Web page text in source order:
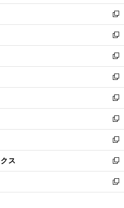
ウ
ィ
ン
ド
ウ
で
開
く
し
い
ウ
ィ
ン
ド
ウ
で
開
く
新
し
い
ウ
ィ
ン
ド
ウ
で
開
く
新
し
い
ウ
ィ
ン
ド
ウ
で
開
く
新
し
い
ウ
ィ
ン
ド
ウ
で
開
く
新
し
い
ウ
ィ
ン
ド
ウ
で
開
く
新
し
い
ウ
ィ
ン
ド
ウ
で
開
新
し
い
ウ
ィ
ン
ド
ウ
新
し
い
ウ
ィ
ン
ス
新
し
い
ウ
新
し